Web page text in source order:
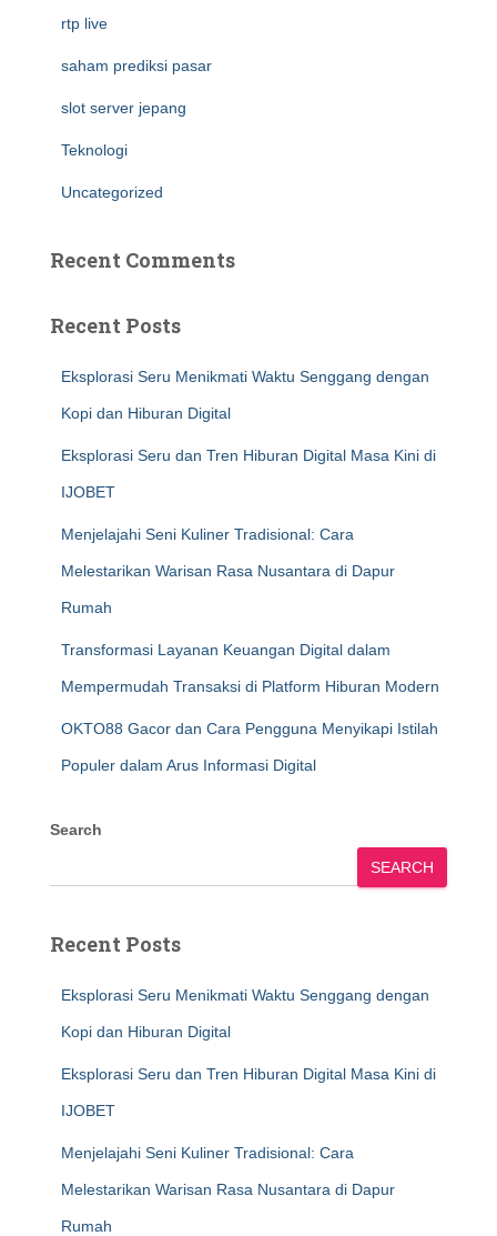
rtp live
saham prediksi pasar
slot server jepang
Teknologi
Uncategorized
Recent Comments
Recent Posts
Eksplorasi Seru Menikmati Waktu Senggang dengan
Kopi dan Hiburan Digital
Eksplorasi Seru dan Tren Hiburan Digital Masa Kini di
IJOBET
Menjelajahi Seni Kuliner Tradisional: Cara
Melestarikan Warisan Rasa Nusantara di Dapur
Rumah
Transformasi Layanan Keuangan Digital dalam
Mempermudah Transaksi di Platform Hiburan Modern
OKTO88 Gacor dan Cara Pengguna Menyikapi Istilah
Populer dalam Arus Informasi Digital
Search
SEARCH
Recent Posts
Eksplorasi Seru Menikmati Waktu Senggang dengan
Kopi dan Hiburan Digital
Eksplorasi Seru dan Tren Hiburan Digital Masa Kini di
IJOBET
Menjelajahi Seni Kuliner Tradisional: Cara
Melestarikan Warisan Rasa Nusantara di Dapur
Rumah